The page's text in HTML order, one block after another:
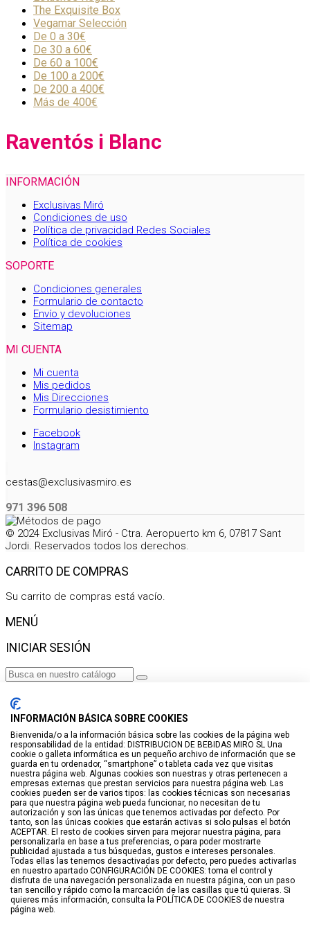
The Exquisite Box
Vegamar Selección
De 0 a 30€
De 30 a 60€
De 60 a 100€
De 100 a 200€
De 200 a 400€
Más de 400€
Raventós i Blanc
INFORMACIÓN
Exclusivas Miró
Condiciones de uso
Política de privacidad Redes Sociales
Política de cookies
SOPORTE
Condiciones generales
Formulario de contacto
Envío y devoluciones
Sitemap
MI CUENTA
Mi cuenta
Mis pedidos
Mis Direcciones
Formulario desistimiento
Facebook
Instagram
cestas@exclusivasmiro.es
971 396 508
© 2024 Exclusivas Miró - Ctra. Aeropuerto km 6, 07817 Sant
Jordi. Reservados todos los derechos.
CARRITO DE COMPRAS
Su carrito de compras está vacío.
MENÚ
INICIAR SESIÓN
No se encontraron productos.
Iniciar sesión
VISTO RECIENTEMENTE
No hay productos
LISTA DE DESEOS
GUARDAR EN LISTA DE DESEOS
Crear
BUSCAR
Haga clic para más productos.
INFORMACIÓN BÁSICA SOBRE COOKIES
Bienvenida/o a la información básica sobre las cookies de la página web
responsabilidad de la entidad: DISTRIBUCION DE BEBIDAS MIRO SL Una
cookie o galleta informática es un pequeño archivo de información que se
guarda en tu ordenador, “smartphone” o tableta cada vez que visitas
nuestra página web. Algunas cookies son nuestras y otras pertenecen a
empresas externas que prestan servicios para nuestra página web. Las
cookies pueden ser de varios tipos: las cookies técnicas son necesarias
para que nuestra página web pueda funcionar, no necesitan de tu
autorización y son las únicas que tenemos activadas por defecto. Por
tanto, son las únicas cookies que estarán activas si solo pulsas el botón
ACEPTAR. El resto de cookies sirven para mejorar nuestra página, para
personalizarla en base a tus preferencias, o para poder mostrarte
publicidad ajustada a tus búsquedas, gustos e intereses personales.
Todas ellas las tenemos desactivadas por defecto, pero puedes activarlas
en nuestro apartado CONFIGURACIÓN DE COOKIES: toma el control y
disfruta de una navegación personalizada en nuestra página, con un paso
tan sencillo y rápido como la marcación de las casillas que tú quieras. Si
quieres más información, consulta la POLÍTICA DE COOKIES de nuestra
página web.